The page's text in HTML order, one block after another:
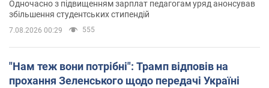
Одночасно з підвищенням зарплат педагогам уряд анонсував
збільшення студентських стипендій
7.08.2026 00:29 555
"Нам теж вони потрібні": Трамп відповів на
прохання Зеленського щодо передачі Україні